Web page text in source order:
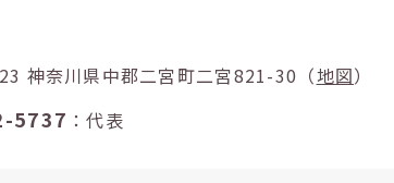
〒259-0123 神奈川県中郡二宮町二宮821-30（地図）
5737 ：代表